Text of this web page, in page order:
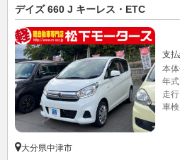
デイズ 660 J キーレス・ETC
支
本
年式
走行
車検
大分県中津市